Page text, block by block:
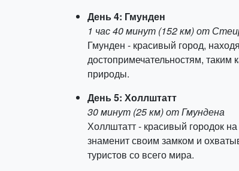
День 4: Гмунден
1 час 40 минут (152 км) от
Гмунден - красивый город,
достопримечательностям, таким
природы.
День 5: Холлштатт
30 минут (25 км) от Гмундена
Холлштатт - красивый городок
знаменит своим замком и
туристов со всего мира.